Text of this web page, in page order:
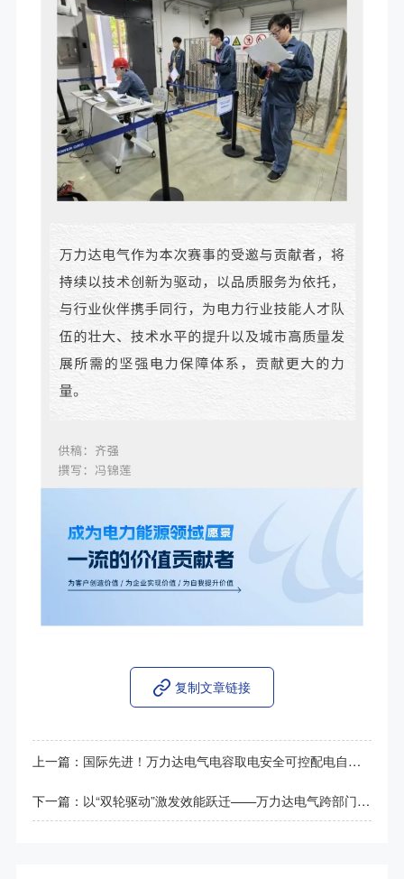
复制文章链接
上一篇： 国际先进！万力达电气电容取电安全可控配电自动化馈线终端FTU正式通过鉴定！
下一篇： 以“双轮驱动”激发效能跃迁——万力达电气跨部门协同作战交出亮眼成绩